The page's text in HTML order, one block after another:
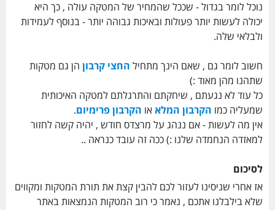
נוכל לומר בגדול - שככל שהמחיר של המטקה עולה , כך היא
יכולה לעשות יותר פעולות ובאיכות גבוהה יותר - בנוסף לעמידות
ולבלאי שלה.
חשוב לומר גם , שאם הינך מתחיל החצי קרבון הן גם מטקות
שתהנו מהן מאוד :)
כל עוד לא נגעתם , שיחקתם והתרגלתם למטקה האיכותית
שמעליה כמו הקרבון המלא או הקרבון פרימיום.
אין מה לעשות - אם ננהג על מרצדס חודש , יהיה קשה לחזור
למאזדה הנחמדה שלנו :) ככה זה עובד כנראה ..
לסיכום
אז אחרי שניסינו לעזור לכם להבין קצת את תורת המטקות ומקווים
שלא בילבלנו אתכם , נאמר כי רוב המטקות הנמצאות באתר